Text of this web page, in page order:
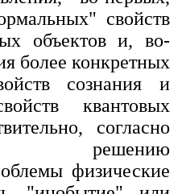
свойств
объектов и, во-
более конкретных
сознания и
квантовых
согласно
решению
физические